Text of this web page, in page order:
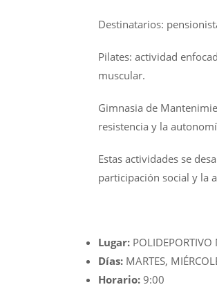
Destinatarios:
Pilates: actividad
muscular.
Gimnasia de
resistencia y la
Estas actividades se
participación social y la
Lugar:
Días: MARTES,
Horario: 9:00